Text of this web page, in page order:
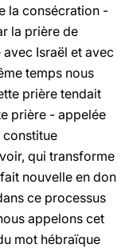
la consécration -
la prière de
Israël et avec
temps nous
prière tendait
prière - appelée
constitue
qui transforme
nouvelle en don
ce processus
appelons cet
mot hébraïque